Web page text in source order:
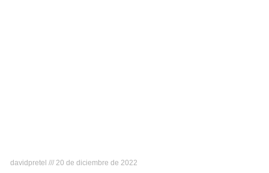
davidpretel 20 de diciembre de 2022